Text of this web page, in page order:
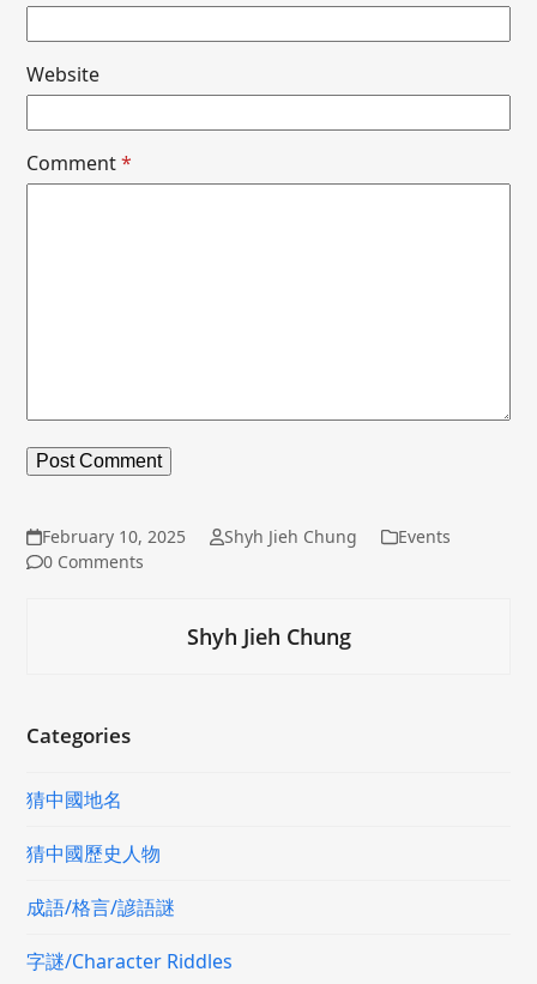
Website
Comment*
February 10, 2025 Shyh Jieh Chung
Events
0 Comments
Shyh Jieh Chung
Categories
猜中國地名
猜中國歷史人物
成語/格言/諺語謎
字謎/Character Riddles